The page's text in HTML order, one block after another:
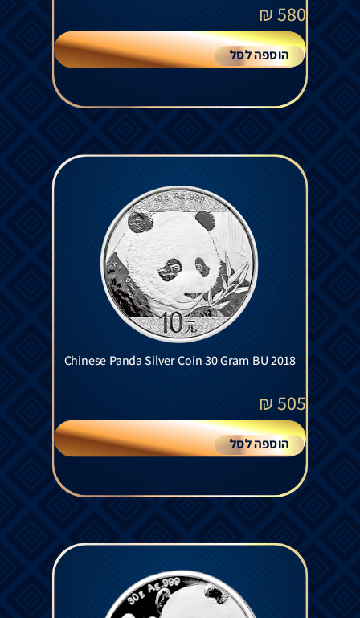
580
₪
הוספה לסל
Chinese Panda Silver Coin 30 Gram BU 2018
505
₪
הוספה לסל